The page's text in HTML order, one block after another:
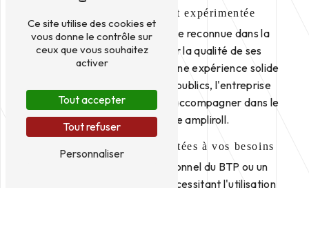
Une entreprise fiable et expérimentée
Agri TP 55 est une entreprise reconnue dans la
région de Saint-Dizier pour la qualité de ses
produits et services. Forte d'une expérience solide
dans le secteur des travaux publics, l'entreprise
saura vous conseiller et vous accompagner dans le
choix de votre benne ampliroll.
Des bennes ampliroll adaptées à vos besoins
Que vous soyez un professionnel du BTP ou un
particulier ayant un projet nécessitant l'utilisation
Ce site utilise des cookies et
vous donne le contrôle sur
ceux que vous souhaitez
activer
Tout accepter
Tout refuser
Personnaliser